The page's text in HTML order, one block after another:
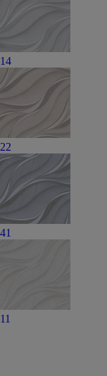
14
22
41
11